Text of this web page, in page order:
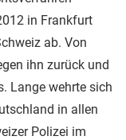
in Frankfurt
ab. Von
ihn zurück und
Lange wehrte sich
in allen
Polizei im